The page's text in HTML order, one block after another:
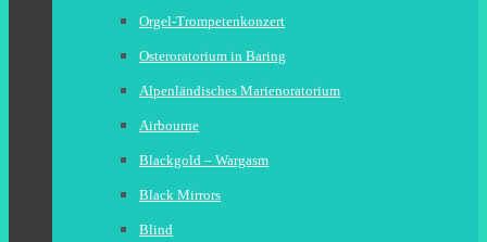
Orgel-Trompetenkonzert
Osteroratorium in Baring
Alpenländisches Marienoratorium
Airbourne
Blackgold – Wargasm
Black Mirrors
Blind